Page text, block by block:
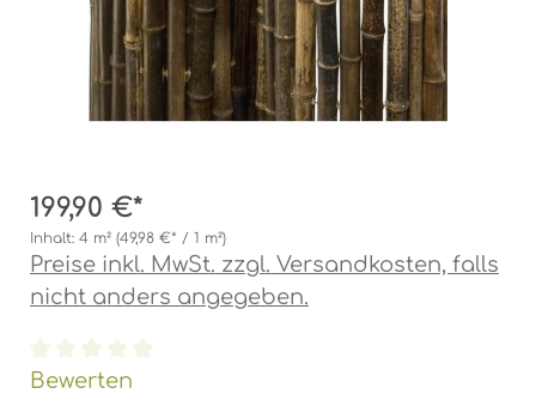
199,90 €*
Inhalt: 4 m² (49,98 €* / 1 m²)
Preise inkl. MwSt. zzgl. Versandkosten, falls
nicht anders angegeben.
Durchschnittliche Bewertung von 0 von 5
Bewerten